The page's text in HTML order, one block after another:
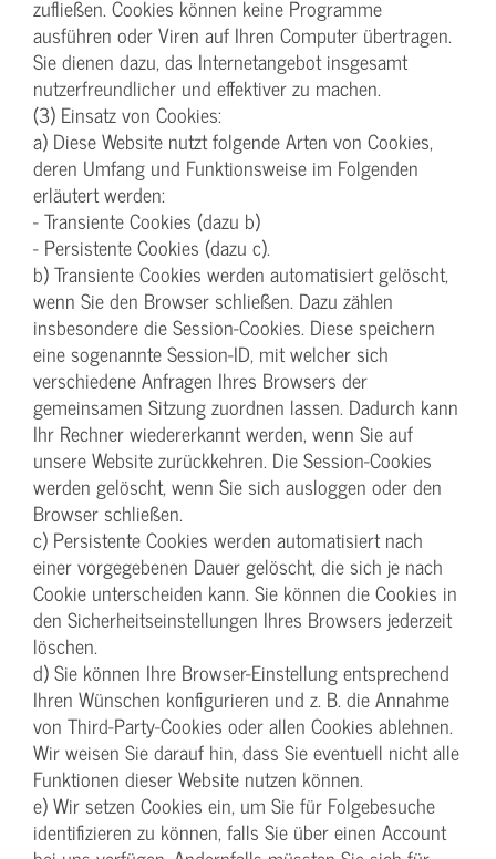
zufließen. Cookies können keine Programme
ausführen oder Viren auf Ihren Computer übertragen.
Sie dienen dazu, das Internetangebot insgesamt
nutzerfreundlicher und effektiver zu machen.
(3) Einsatz von Cookies:
a) Diese Website nutzt folgende Arten von Cookies,
deren Umfang und Funktionsweise im Folgenden
erläutert werden:
- Transiente Cookies (dazu b)
- Persistente Cookies (dazu c).
b) Transiente Cookies werden automatisiert gelöscht,
wenn Sie den Browser schließen. Dazu zählen
insbesondere die Session-Cookies. Diese speichern
eine sogenannte Session-ID, mit welcher sich
verschiedene Anfragen Ihres Browsers der
gemeinsamen Sitzung zuordnen lassen. Dadurch kann
Ihr Rechner wiedererkannt werden, wenn Sie auf
unsere Website zurückkehren. Die Session-Cookies
werden gelöscht, wenn Sie sich ausloggen oder den
Browser schließen.
c) Persistente Cookies werden automatisiert nach
einer vorgegebenen Dauer gelöscht, die sich je nach
Cookie unterscheiden kann. Sie können die Cookies in
den Sicherheitseinstellungen Ihres Browsers jederzeit
löschen.
d) Sie können Ihre Browser-Einstellung entsprechend
Ihren Wünschen konfigurieren und z. B. die Annahme
von Third-Party-Cookies oder allen Cookies ablehnen.
Wir weisen Sie darauf hin, dass Sie eventuell nicht alle
Funktionen dieser Website nutzen können.
e) Wir setzen Cookies ein, um Sie für Folgebesuche
identifizieren zu können, falls Sie über einen Account